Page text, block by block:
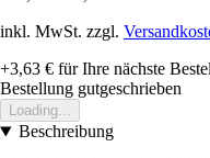
inkl. MwSt. zzgl.
+3,63 € für Ihre nächste
Bestellung gutgeschrieben
Loading...
Beschreibung